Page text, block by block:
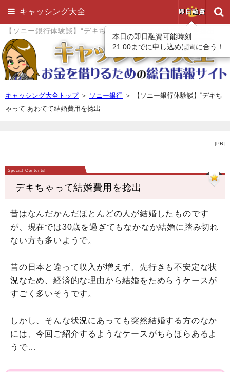
本日の即日融資可能時刻
21:00までに申し込めば間に合う！
キャッシング大全 即日融資
【ソニー銀行体験談】“デキちゃって”あわてて結婚費用を捻出
キャッシング大全トップ＞ ソニー銀行 ＞
【ソニー銀行体験談】“デキち
ゃって”あわてて結婚費用を捻出
[PR]
デキちゃって結婚費用を捻出
昔はなんだかんだほとんどの人が結婚したものです
が、現在では30歳を過ぎてもなかなか結婚に踏み切れ
ない方も多いようで。
昔の日本と違って収入が増えず、先行きも不安定な状
況なため、経済的な理由から結婚をためらうケースが
すごく多いそうです。
しかし、そんな状況にあっても突然結婚する方のなか
には、今回ご紹介するようなケースがちらほらあるよ
うで…